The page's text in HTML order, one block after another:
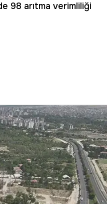
98 arıtma verimliliği